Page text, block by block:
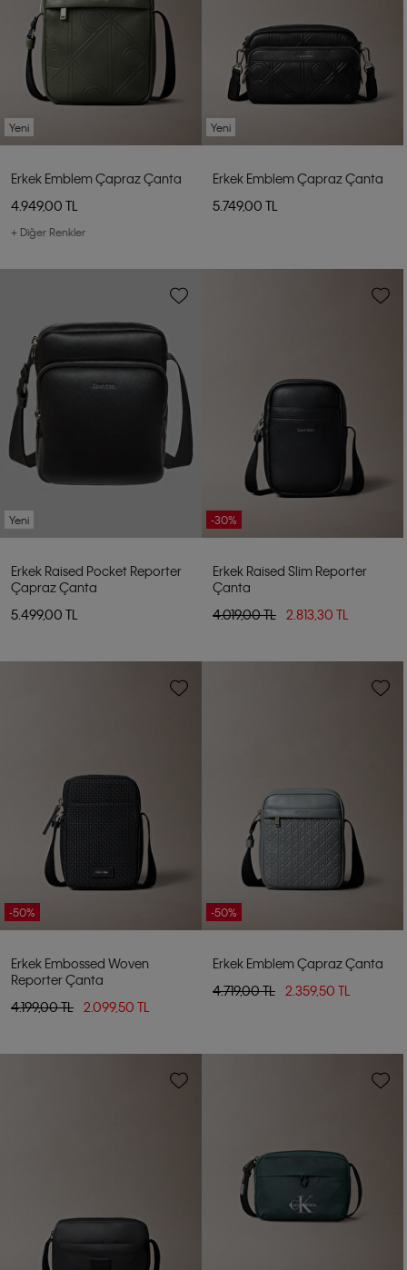
Yeni
Erkek Emblem Çapraz Çanta
4.949,00 TL
+ Diğer Renkler
Yeni
Erkek Emblem Çapraz Çanta
5.749,00 TL
Yeni
Erkek Raised Pocket Reporter
Çapraz Çanta
5.499,00 TL
-30%
Erkek Raised Slim Reporter
Çanta
4.019,00 TL
2.813,30 TL
-50%
Erkek Embossed Woven
Reporter Çanta
4.199,00 TL
2.099,50 TL
-50%
Erkek Emblem Çapraz Çanta
4.719,00 TL
2.359,50 TL